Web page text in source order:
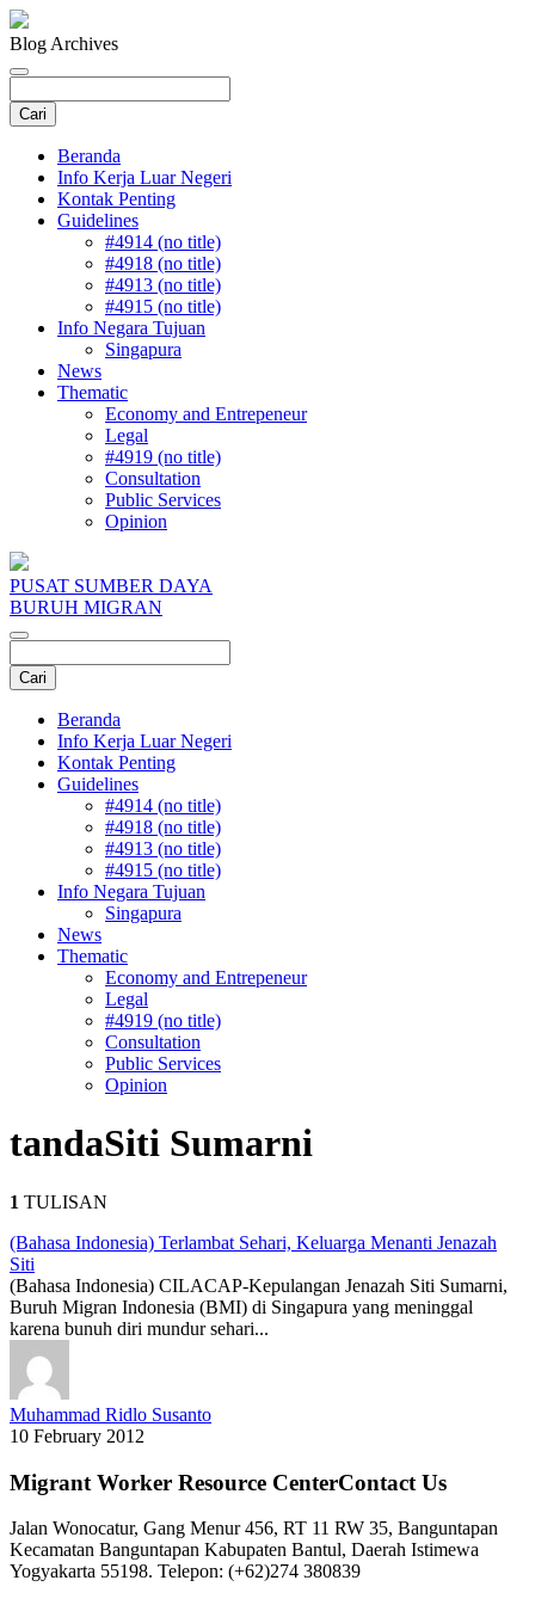
Blog Archives
Beranda
Info Kerja Luar Negeri
Kontak Penting
Guidelines
#4914 (no title)
#4918 (no title)
#4913 (no title)
#4915 (no title)
Info Negara Tujuan
Singapura
News
Thematic
Economy and Entrepeneur
Legal
#4919 (no title)
Consultation
Public Services
Opinion
PUSAT SUMBER DAYA
BURUH MIGRAN
Beranda
Info Kerja Luar Negeri
Kontak Penting
Guidelines
#4914 (no title)
#4918 (no title)
#4913 (no title)
#4915 (no title)
Info Negara Tujuan
Singapura
News
Thematic
Economy and Entrepeneur
Legal
#4919 (no title)
Consultation
Public Services
Opinion
tandaSiti Sumarni
1 TULISAN
(Bahasa Indonesia) Terlambat Sehari, Keluarga Menanti Jenazah
Siti
(Bahasa Indonesia) CILACAP-Kepulangan Jenazah Siti Sumarni,
Buruh Migran Indonesia (BMI) di Singapura yang meninggal
karena bunuh diri mundur sehari...
Muhammad Ridlo Susanto
10 February 2012
Migrant Worker Resource CenterContact Us
Jalan Wonocatur, Gang Menur 456, RT 11 RW 35, Banguntapan
Kecamatan Banguntapan Kabupaten Bantul, Daerah Istimewa
Yogyakarta 55198. Telepon: (+62)274 380839